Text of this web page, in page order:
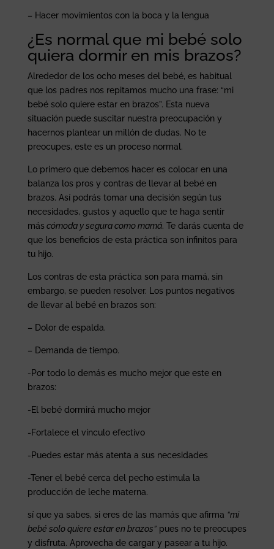
– Hacer movimientos con la boca y la lengua
¿Es normal que mi bebé solo
quiera dormir en mis brazos?
Alrededor de los ocho meses del bebé, es habitual
que los padres nos repitamos mucho una frase: “mi
bebé solo quiere estar en brazos”. Esta nueva
situación puede suscitar nuestra preocupación y
hacernos plantear un millón de dudas. No te
preocupes, este es un proceso normal.
Lo primero que debemos hacer es colocar en una
balanza los pros y contras de llevar al bebé en
brazos. Así podrás tomar una decisión según tus
necesidades, gustos y aquello que te haga sentir
máscómoda y segura como mamá. Te darás cuenta de
que los beneficios de esta práctica son infinitos para
tu hijo.
Los contras de esta práctica son para mamá, sin
embargo, se pueden resolver. Los puntos negativos
de llevar al bebé en brazos son:
– Dolor de espalda.
– Demanda de tiempo.
-Por todo lo demás es mucho mejor que este en
brazos:
-El bebé dormirá mucho mejor
-Fortalece el vínculo efectivo
-Puedes estar más atenta a sus necesidades
-Tener el bebé cerca del pecho estimula la
producción de leche materna.
sí que ya sabes, si eres de las mamás que afirma “mi
bebé solo quiere estar en brazos”pues no te preocupes
y disfruta. Aprovecha de cargar y pasear a tu hijo.